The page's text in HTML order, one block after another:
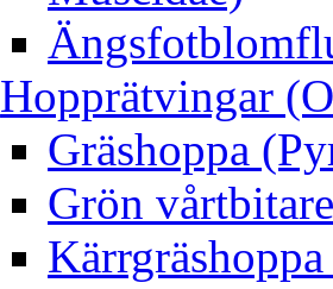
Hopprätvingar
Gräshoppa
Grön